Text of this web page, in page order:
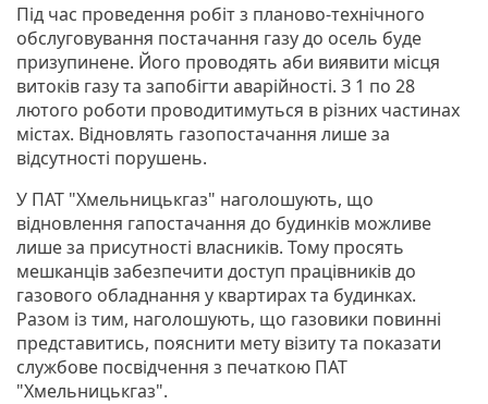
Під час проведення робіт з планово-технічного
обслуговування постачання газу до осель буде
призупинене. Його проводять аби виявити місця
витоків газу та запобігти аварійності. З 1 по 28
лютого роботи проводитимуться в різних частинах
містах. Відновлять газопостачання лише за
відсутності порушень.
У ПАТ "Хмельницькгаз" наголошують, що
відновлення гапостачання до будинків можливе
лише за присутності власників. Тому просять
мешканців забезпечити доступ працівників до
газового обладнання у квартирах та будинках.
Разом із тим, наголошують, що газовики повинні
представитись, пояснити мету візиту та показати
службове посвідчення з печаткою ПАТ
"Хмельницькгаз".